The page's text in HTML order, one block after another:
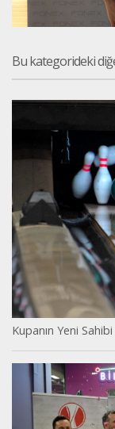
Bu kategorideki
Kupanın Yeni